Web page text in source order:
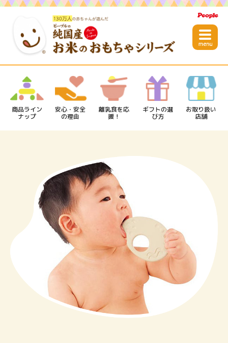
商品ライン
ナップ
安心・安全
の理由
離乳食を応
援！
ギフトの選
び方
お取り扱い
店舗